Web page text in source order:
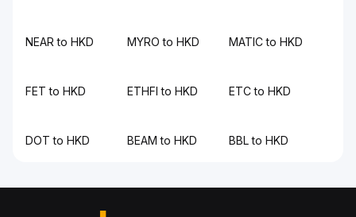
NEAR to HKD MYRO to HKD MATIC to HKD
FET to HKD ETHFI to HKD ETC to HKD
DOT to HKD BEAM to HKD BBL to HKD